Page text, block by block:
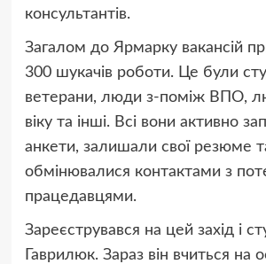
консультантів.
Загалом до Ярмарку вакансій
300 шукачів роботи. Це були
ветерани, люди з-поміж ВПО,
віку та інші. Всі вони активно
анкети, залишали свої резюме
обмінювалися контактами з
працедавцями.
Зареєструвався на цей захід і
Гаврилюк. Зараз він вчиться на